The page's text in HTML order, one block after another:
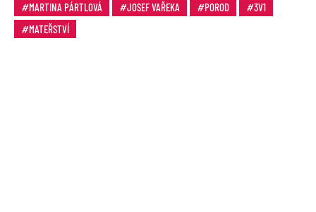
MARTINA PÁRTLOVÁ JOSEF VAŘEKA POROD
3V1
MATEŘSTVÍ